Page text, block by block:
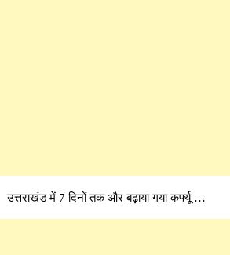
उत्तराखंड में 7 दिनों तक और बढ़ाया गया कर्फ्यू …